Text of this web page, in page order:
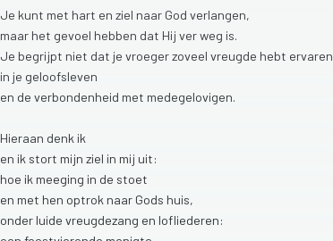
Je kunt met hart en ziel naar God verlangen,
maar het gevoel hebben dat Hij verweg is.
Je begrijpt niet dat je vroegerzoveel vreugde hebt ervaren
in je geloofsleven
en de verbondenheid met medegelovigen.
Hieraan denk ik
en ik stort mijn ziel in mij uit:
hoe ik meeging in de stoet
en met hen optrok naar Gods huis,
onder luide vreugdezang en lofliederen: